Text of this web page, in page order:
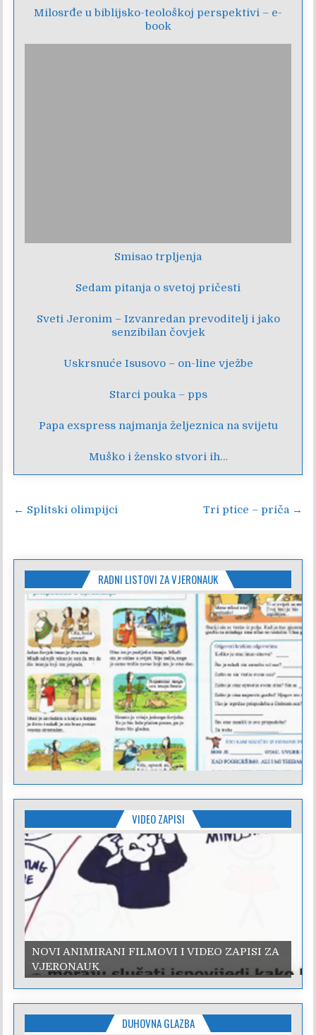
Milosrđe u biblijsko-teološkoj perspektivi – e-
book
Smisao trpljenja
Sedam pitanja o svetoj pričesti
Sveti Jeronim – Izvanredan prevoditelj i jako
senzibilan čovjek
Uskrsnuće Isusovo – on-line vježbe
Starci pouka – pps
Papa exspress najmanja željeznica na svijetu
Muško i žensko stvori ih…
Navigacija
← Splitski olimpijci Tri ptice – priča →
RADNI LISTOVI ZA VJERONAUK
VIDEO ZAPISI
NOVI ANIMIRANI FILMOVI I VIDEO ZAPISI ZA
VJERONAUK
DUHOVNA GLAZBA